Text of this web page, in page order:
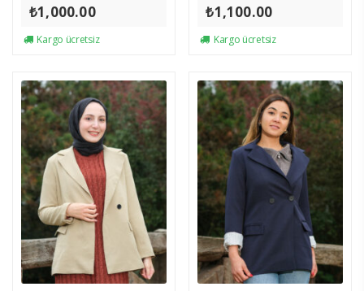
₺1,000.00
Kargo ücretsiz
₺1,100.00
Kargo ücretsiz